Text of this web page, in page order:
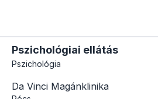
Pszichológiai ellátás
Pszichológia
Da Vinci Magánklinika